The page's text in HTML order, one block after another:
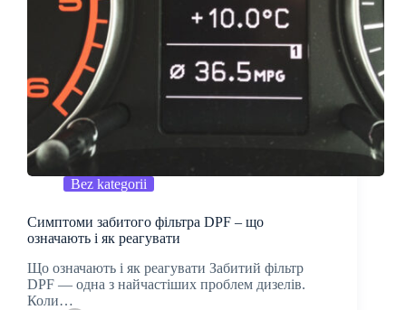
Bez kategorii
Симптоми забитого фільтра DPF – що
означають і як реагувати
Що означають і як реагувати Забитий фільтр
DPF — одна з найчастіших проблем дизелів.
Коли…